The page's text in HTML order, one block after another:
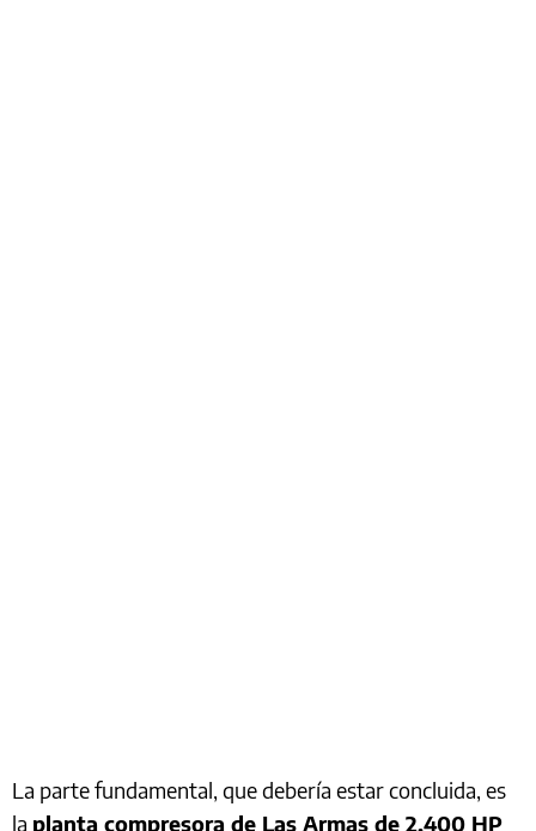
La parte fundamental, que debería estar concluida, es
la planta compresora de Las Armas de 2.400 HP